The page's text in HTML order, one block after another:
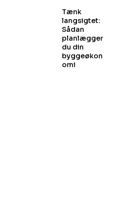
Tænk
langsigtet:
Sådan
planlægger
du din
byggeøkon
omi